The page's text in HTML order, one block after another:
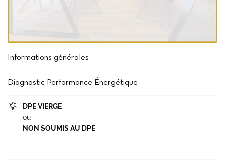
Accueil
Vendre
Informations générales
Diagnostic Performance Énergétique

DPE VIERGE
ou
NON SOUMIS AU DPE